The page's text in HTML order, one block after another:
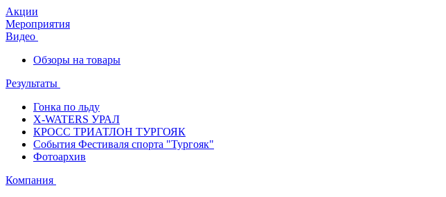
Акции
Мероприятия
Видео
Обзоры на товары
Результаты
Гонка по льду
X-WATERS УРАЛ
КРОСС ТРИАТЛОН ТУРГОЯК
События Фестиваля спорта "Тургояк"
Фотоархив
Компания